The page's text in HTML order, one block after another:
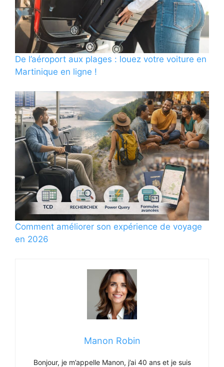
De l’aéroport aux plages : louez votre voiture en
Martinique en ligne !
Comment améliorer son expérience de voyage
en 2026
Manon Robin
Bonjour, je m’appelle Manon, j’ai 40 ans et je suis